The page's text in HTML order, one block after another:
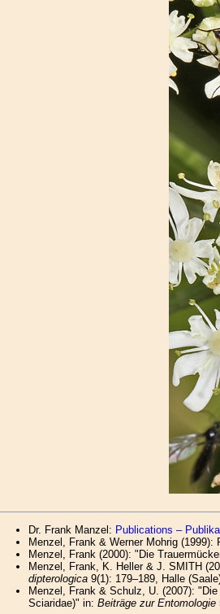
Dr. Frank Manzel: Publications –
Menzel, Frank & Werner Mohrig
Menzel, Frank (2000): "Die
Menzel, Frank, K. Heller & J. SMITH
dipterologica 9(1): 179–189, Halle
Menzel, Frank & Schulz, U. (2007):
Sciaridae)" in: Beiträge zur Entomologie